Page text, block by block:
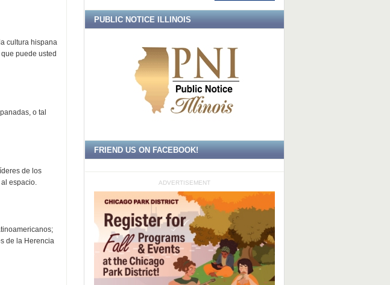
cultura hispana
puede usted
o tal
de los
espacio.
de la Herencia
PUBLIC NOTICE ILLINOIS
FRIEND US ON FACEBOOK!
ADVERTISEMENT